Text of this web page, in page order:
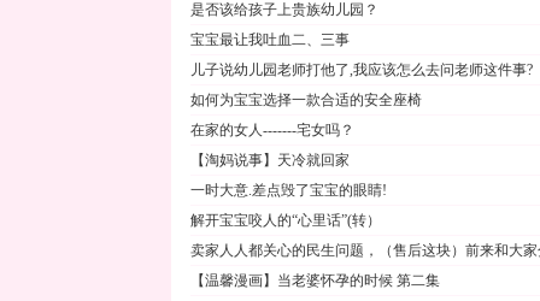
是否该给孩子上贵族幼儿园？
宝宝最让我吐血二、三事
儿子说幼儿园老师打他了,我应该怎么去问老师这件事?
如何为宝宝选择一款合适的安全座椅
在家的女人-------宅女吗？
【淘妈说事】天冷就回家
一时大意.差点毁了宝宝的眼睛!
解开宝宝咬人的“心里话”(转）
卖家人人都关心的民生问题，（售后这块）前来和大
【温馨漫画】当老婆怀孕的时候 第二集